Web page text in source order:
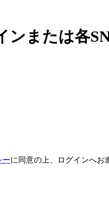
ンまたは各
ーに同意の上、ログインへお